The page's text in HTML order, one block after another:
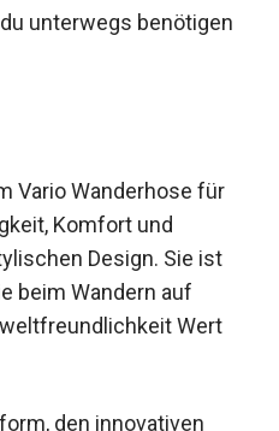
Gürtel. Die vielen
Platz für alle
Vario Wanderhose für
Komfort und
Design. Sie ist
beim Wandern auf
Wert